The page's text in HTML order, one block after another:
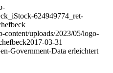
624949774_ret-
content/uploads/2023/05/logo-
2017-03-31
Government-Data erleichtert